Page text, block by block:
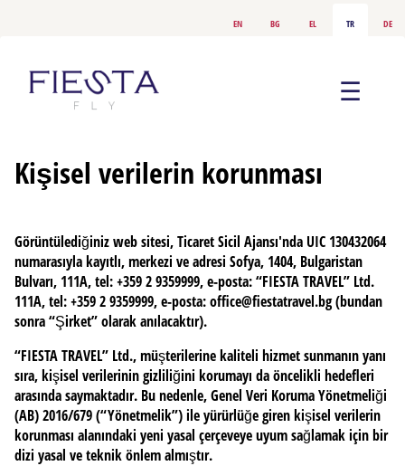
en bg el tr de
☰
Kişisel verilerin korunması
Görüntülediğiniz web sitesi, Ticaret Sicil Ajansı'nda UIC 130432064
numarasıyla kayıtlı, merkezi ve adresi Sofya, 1404, Bulgaristan
Bulvarı, 111A, tel: +359 2 9359999, e-posta:“FIESTA TRAVEL” Ltd.
111A, tel: +359 2 9359999, e-posta: office@fiestatravel.bg (bundan
sonra “Şirket” olarak anılacaktır).
“FIESTA TRAVEL” Ltd., müşterilerine kaliteli hizmet sunmanın yanı
sıra, kişisel verilerinin gizliliğini korumayı da öncelikli hedefleri
arasında saymaktadır. Bu nedenle, Genel Veri Koruma Yönetmeliği
(AB) 2016/679 (“Yönetmelik”) ile yürürlüğe giren kişisel verilerin
korunması alanındaki yeni yasal çerçeveye uyum sağlamak için bir
dizi yasal ve teknik önlem almıştır.